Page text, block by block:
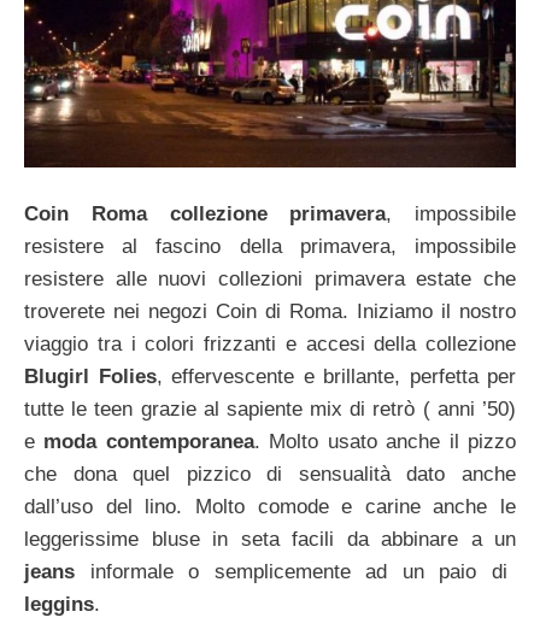
Coin Roma collezione primavera, impossibile
resistere al fascino della primavera, impossibile
resistere alle nuovi collezioni primavera estate che
troverete nei negozi Coin di Roma. Iniziamo il nostro
viaggio tra i colori frizzanti e accesi della collezione
Blugirl Folies, effervescente e brillante, perfetta per
tutte le teen grazie al sapiente mix di retrò ( anni ’50)
e moda contemporanea. Molto usato anche il pizzo
che dona quel pizzico di sensualità dato anche
dall’uso del lino. Molto comode e carine anche le
leggerissime bluse in seta facili da abbinare a un
jeans informale o semplicemente ad un paio di
leggins.